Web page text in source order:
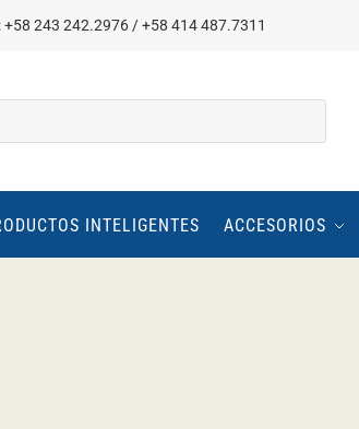
+58 243 242.2976 / +58 414 487.7311
INTELIGENTES ACCESORIOS